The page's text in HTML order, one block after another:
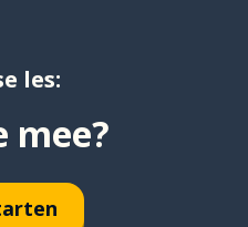
les:
mee?